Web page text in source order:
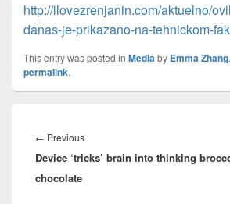
http://ilovezrenjanin.com/aktuelno/
danas-je-prikazano-na-tehnickom-
This entry was posted in Mediaby Emma Zhang
permalink.
navigation
← PreviousPrevious
post:
Device ‘tricks’ brain into thinking
chocolate